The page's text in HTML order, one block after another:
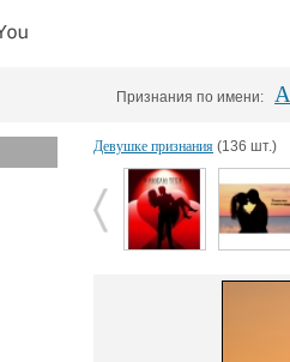
Признания по имени: А
Девушке признания (136 шт.)